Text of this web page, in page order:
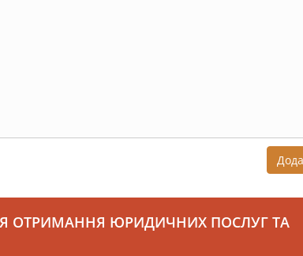
ОТРИМАННЯ ЮРИДИЧНИХ ПОСЛУГ ТА